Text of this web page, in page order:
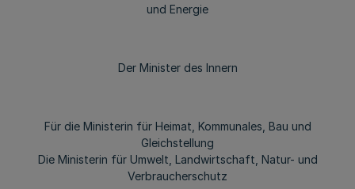
und Energie
Der Minister des Innern
Für die Ministerin für Heimat, Kommunales, Bau und
Gleichstellung
Die Ministerin für Umwelt, Landwirtschaft, Natur- und
Verbraucherschutz